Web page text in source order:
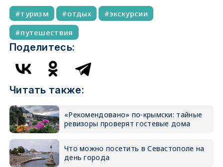
туризм отдых
экскурсии
путешествия
Поделитесь:
Читать также:
«Рекомендовано» по-крымски: тайные
ревизоры проверят гостевые дома
Что можно посетить в Севастополе на
день города